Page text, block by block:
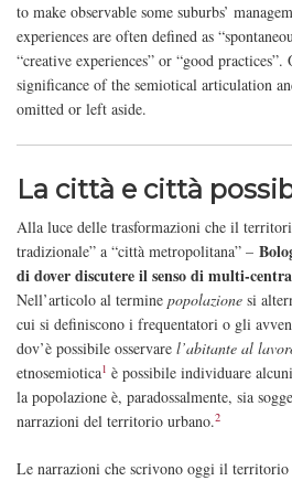
to make observable some suburbs’
experiences are often defined as
“creative experiences” or “good
significance of the semiotical articulation
omitted or left aside.
La città e città
Alla luce delle trasformazioni che il
tradizionale” a “città metropolitana” –
di dover discutere il senso di multi-
Nell’articolo al termine popolazione si
cui si definiscono i frequentatori o gli
dov’è possibile osservare l’abitante al
etnosemiotica1 è possibile individuare
la popolazione è, paradossalmente, sia
narrazioni del territorio urbano.2
Le narrazioni che scrivono oggi il territorio